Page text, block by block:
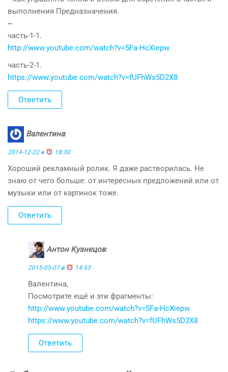
выполнения Предназначения.
~
часть-1-1.
http://www.youtube.com/watch?v=5Fa-HcXiepw
часть-2-1.
https://www.youtube.com/watch?v=fUFhWs5D2X8
Ответить
Валентина:
2014-12-22 в 18:30
Хороший рекламный ролик. Я даже растворилась. Не
знаю от чего больше: от интересных предложений или от
музыки или от картинок тоже.
Ответить
Антон Кузнецов:
2015-05-07 в 14:53
Валентина,
Посмотрите ещё и эти фрагменты:
http://www.youtube.com/watch?v=5Fa-HcXiepw
https://www.youtube.com/watch?v=fUFhWs5D2X8
Ответить